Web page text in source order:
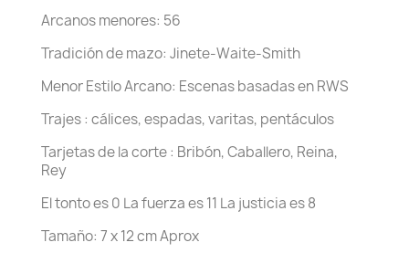
Arcanos menores: 56
Tradición de mazo: Jinete-Waite-Smith
Menor Estilo Arcano: Escenas basadas en RWS
Trajes : cálices, espadas, varitas, pentáculos
Tarjetas de la corte : Bribón, Caballero, Reina,
Rey
El tonto es 0 La fuerza es 11 La justicia es 8
Tamaño: 7 x 12 cm Aprox